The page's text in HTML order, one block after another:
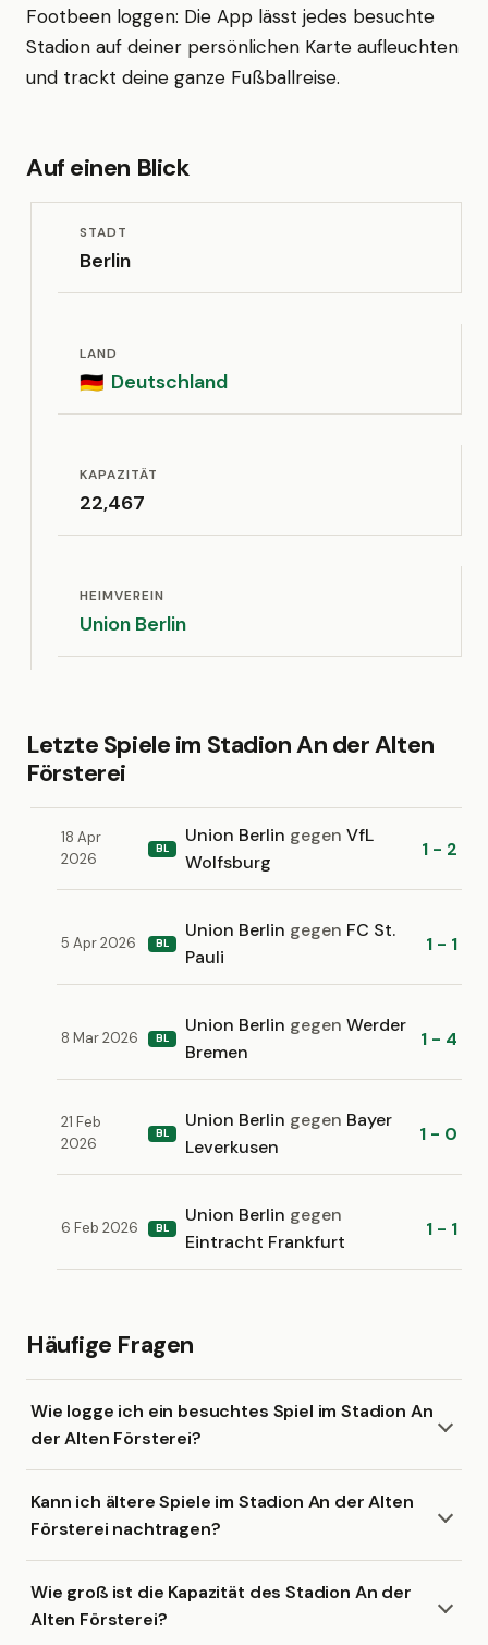
Footbeen loggen: Die App lässt jedes besuchte
Stadion auf deiner persönlichen Karte aufleuchten
und trackt deine ganze Fußballreise.
Auf einen Blick
STADT
Berlin
LAND
🇩🇪 Deutschland
KAPAZITÄT
22,467
HEIMVEREIN
Union Berlin
Letzte Spiele im Stadion An der Alten
Försterei
18 Apr
2026
BL
Union Berlin gegen VfL
Wolfsburg
1 - 2
5 Apr 2026 BL
Union Berlin gegen FC St.
Pauli
1 - 1
8 Mar 2026 BL
Union Berlin gegen Werder
Bremen
1 - 4
21 Feb
2026
BL
Union Berlin gegen Bayer
Leverkusen
1 - 0
6 Feb 2026 BL
Union Berlin gegen
Eintracht Frankfurt
1 - 1
Häufige Fragen
Wie logge ich ein besuchtes Spiel im Stadion An
der Alten Försterei?
Kann ich ältere Spiele im Stadion An der Alten
Försterei nachtragen?
Wie groß ist die Kapazität des Stadion An der
Alten Försterei?